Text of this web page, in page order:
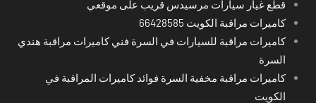
قطع غيار سيارات مرسيدس قريب على موقعي
كاميرات مراقبة الكويت 66428585
كاميرات مراقبة للسيارات في السرة فني كاميرات مراقبة هندي
السرة
كاميرات مراقبة مخفية السرة فوائد كاميرات المراقبة في
الكويت